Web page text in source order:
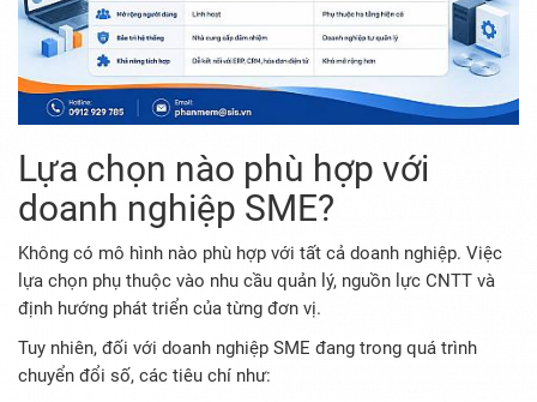
Lựa chọn nào phù hợp với
doanh nghiệp SME?
Không có mô hình nào phù hợp với tất cả doanh nghiệp. Việc
lựa chọn phụ thuộc vào nhu cầu quản lý, nguồn lực CNTT và
định hướng phát triển của từng đơn vị.
Tuy nhiên, đối với doanh nghiệp SME đang trong quá trình
chuyển đổi số, các tiêu chí như: